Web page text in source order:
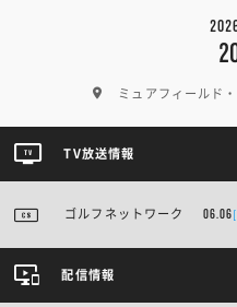
ミュアフィールド
TV放送情報
ゴルフネットワーク 06.06
配信情報